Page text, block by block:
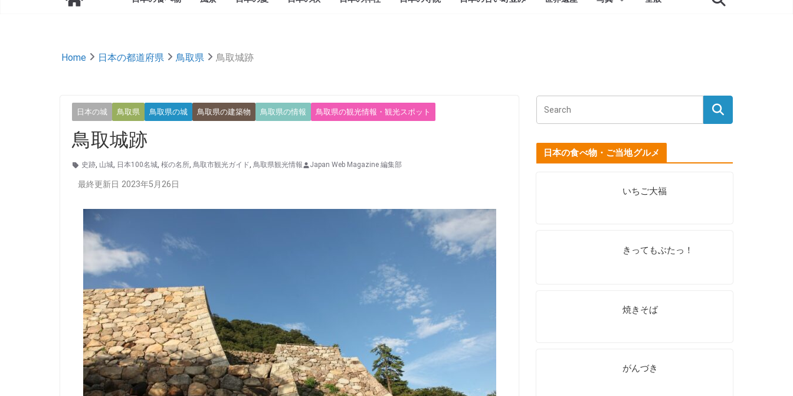
Home 日本の都道府県 鳥取県 鳥取城跡
日本の城 鳥取県 鳥取県の城 鳥取県の建築物 鳥取県の情報 鳥取県の観光情報・観光スポット
鳥取城跡
史跡, 山城, 日本100名城, 桜の名所, 鳥取市観光ガイド, 鳥取県観光情報 Japan Web Magazine 編集部
最終更新日 2023年5月26日
日本の食べ物・ご当地グルメ
いちご大福
きってもぶたっ！
焼きそば
がんづき